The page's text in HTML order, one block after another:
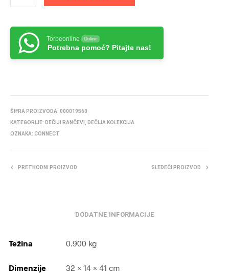
Torbeonline Online
Potrebna pomoć? Pitajte nas!
ŠIFRA PROIZVODA: 000019560
KATEGORIJE: DEČIJI RANČEVI
DEČIJA KOLEKCIJA
OZNAKA: CONNECT
PRETHODNI PROIZVOD SLEDEĆI PROIZVOD
DODATNE INFORMACIJE
Težina 0.900 kg
Dimenzije 32 × 14 × 41 cm